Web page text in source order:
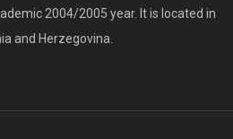
2004/2005 year. It is located in
and Herzegovina.